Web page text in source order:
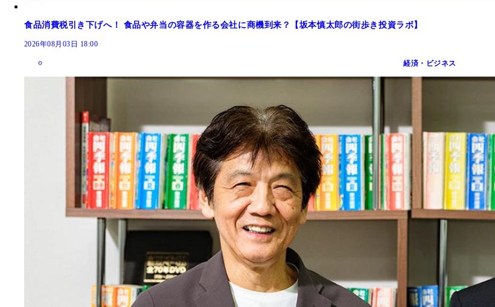
食品消費税引き下げへ！ 食品や弁当の容器を作る会社に商機到来？【坂本慎太郎の街歩き投資ラボ】
2026年08月03日 18:00
経済・ビジネス